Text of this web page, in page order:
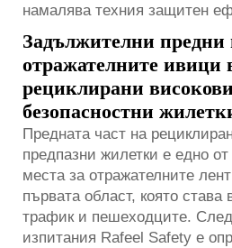
намалява техния защитен
Задължителни предни
отражателните ивици
рециклирани
безопасностни
Предната част на
предпазни жилетки е едно
места за отражателните
първата област, която
трафик и пешеходците. След
изпитания Rafeel Safety е